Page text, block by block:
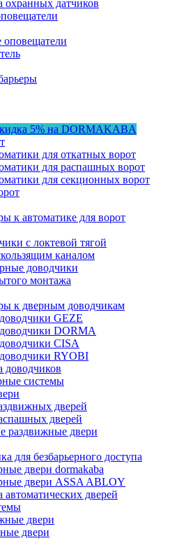
охранных датчиков
оповещатели
5% на DORMAKABA
для откатных ворот
для распашных ворот
для секционных ворот
к автоматике для ворот
с локтевой тягой
каналом
доводчики
монтажа
к дверным доводчикам
GEZE
DORMA
CISA
RYOBI
доводчиков
системы
дверей
дверей
раздвижные двери
для безбарьерного доступа
двери dormakaba
двери ASSA ABLOY
автоматических дверей
двери
двери